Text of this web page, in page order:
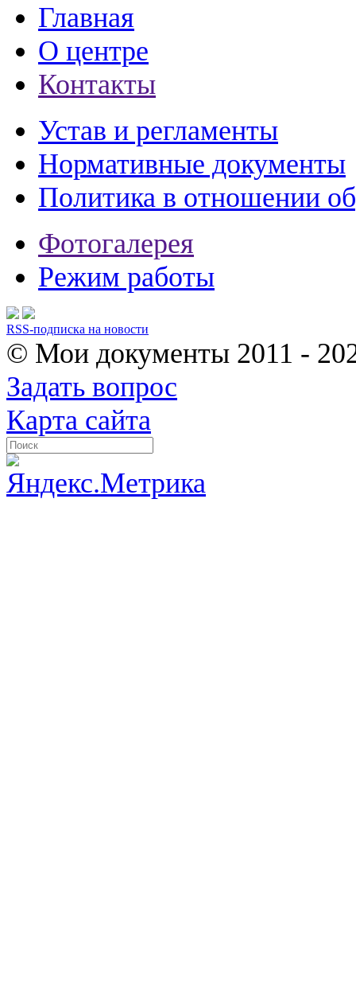
Главная
О центре
Контакты
Устав и регламенты
Нормативные документы
Политика в отношении
Фотогалерея
Режим работы
RSS-подписка на новости
© Мои документы 2011 -
Задать вопрос
Карта сайта